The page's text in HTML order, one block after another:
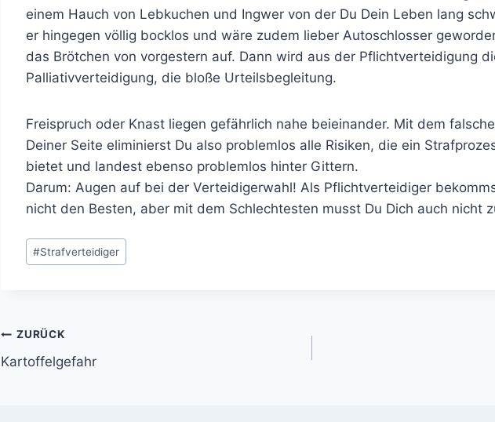
einem Hauch von Lebkuchen und Ingwer von der Du Dein Leben lang
er hingegen völlig bocklos und wäre zudem lieber Autoschlosser
das Brötchen von vorgestern auf. Dann wird aus der Pflichtverteidigung
Palliativverteidigung, die bloße Urteilsbegleitung.
Freispruch oder Knast liegen gefährlich nahe beieinander. Mit dem
Deiner Seite eliminierst Du also problemlos alle Risiken, die ein
bietet und landest ebenso problemlos hinter Gittern.
Darum: Augen auf bei der Verteidigerwahl! Als Pflichtverteidiger
nicht den Besten, aber mit dem Schlechtesten musst Du Dich auch nicht
Schlagworte:
#Strafverteidiger
Beitragsnavigation
ZURÜCK
Kartoffelgefahr